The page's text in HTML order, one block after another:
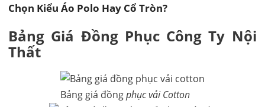
Chọn Kiểu Áo Polo Hay Cổ Tròn?
Bảng Giá Đồng Phục Công Ty Nội
Thất
Bảng giá đồngphục vải Cotton